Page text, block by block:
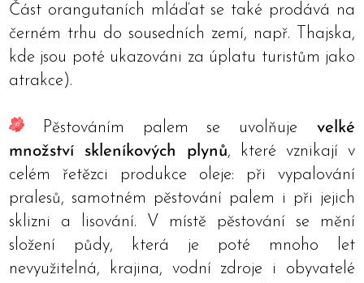
Část orangutaních mláďat se také prodává na
černém trhu do sousedních zemí, např. Thajska,
kde jsou poté ukazováni za úplatu turistům jako
atrakce).
Pěstováním palem se uvolňuje velké
množství skleníkových plynů, které vznikají v
celém řetězci produkce oleje: při vypalování
pralesů, samotném pěstování palem i při jejich
sklizni a lisování. V místě pěstování se mění
složení půdy, která je poté mnoho let
nevyužitelná, krajina, vodní zdroje i obyvatelé